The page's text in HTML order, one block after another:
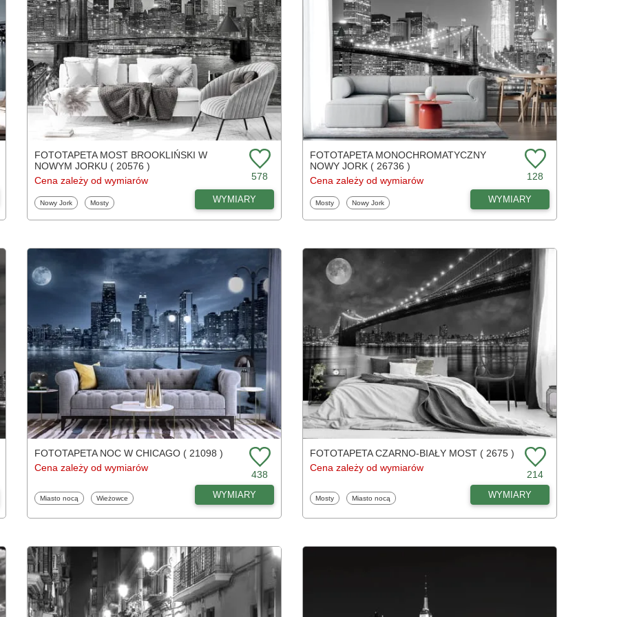
FOTOTAPETA MOST BROOKLIŃSKI W
NOWYM JORKU ( 20576 )
Cena zależy od wymiarów
578
Fototapety
Nowy Jork Fototapety
Mosty WYMIARY
FOTOTAPETA MONOCHROMATYCZNY
NOWY JORK ( 26736 )
Cena zależy od wymiarów
128
Fototapety
Mosty Fototapety
Nowy Jork WYMIARY
FOTOTAPETA NOC W CHICAGO ( 21098 )
Cena zależy od wymiarów
438
Fototapety
Miasto nocą Fototapety
Wieżowce WYMIARY
FOTOTAPETA CZARNO-BIAŁY MOST ( 2675 )
Cena zależy od wymiarów
214
Fototapety
Mosty Fototapety
Miasto nocą WYMIARY